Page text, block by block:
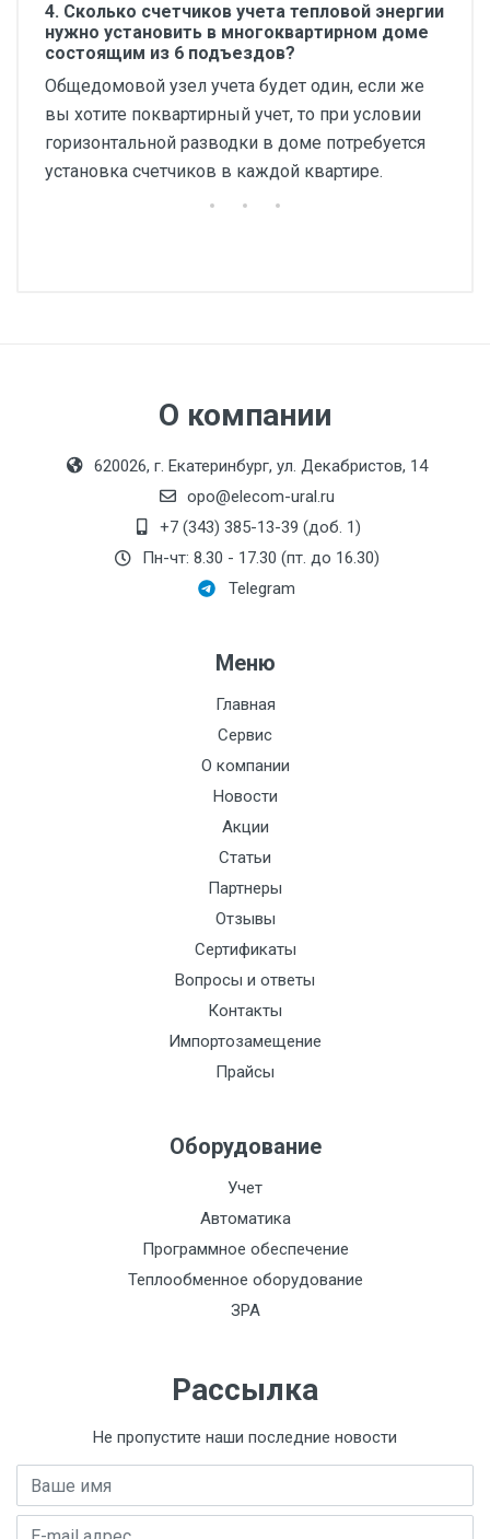
4. Сколько счетчиков учета тепловой энергии
нужно установить в многоквартирном доме
состоящим из 6 подъездов?
Общедомовой узел учета будет один, если же
вы хотите поквартирный учет, то при условии
горизонтальной разводки в доме потребуется
установка счетчиков в каждой квартире.
О компании
620026, г. Екатеринбург, ул. Декабристов, 14
opo@elecom-ural.ru
+7 (343) 385-13-39 (доб. 1)
Пн-чт: 8.30 - 17.30 (пт. до 16.30)
Telegram
Меню
Главная
Сервис
О компании
Новости
Акции
Статьи
Партнеры
Отзывы
Сертификаты
Вопросы и ответы
Контакты
Импортозамещение
Прайсы
Оборудование
Учет
Автоматика
Программное обеспечение
Теплообменное оборудование
ЗРА
Рассылка
Не пропустите наши последние новости